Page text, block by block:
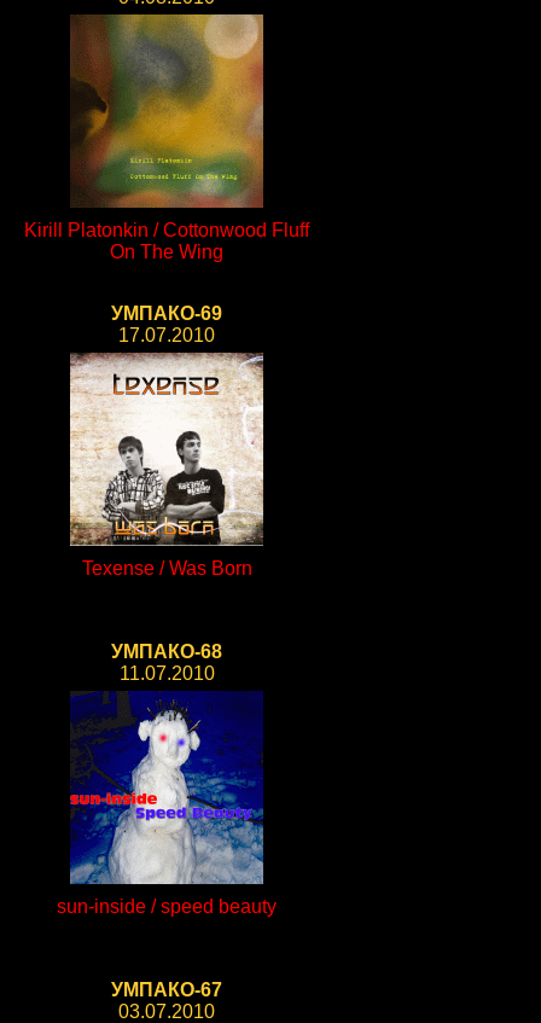
Kirill Platonkin / Cottonwood Fluff
On The Wing
УМПАКО-69
17.07.2010
Texense / Was Born
УМПАКО-68
11.07.2010
sun-inside / speed beauty
УМПАКО-67
03.07.2010